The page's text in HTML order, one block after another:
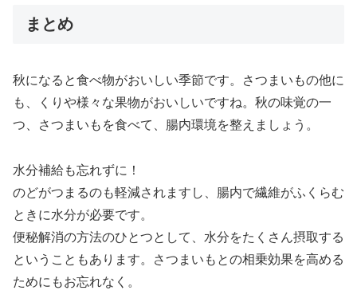
まとめ
秋になると食べ物がおいしい季節です。さつまいもの他に
も、くりや様々な果物がおいしいですね。秋の味覚の一
つ、さつまいもを食べて、腸内環境を整えましょう。
水分補給も忘れずに！
のどがつまるのも軽減されますし、腸内で繊維がふくらむ
ときに水分が必要です。
便秘解消の方法のひとつとして、水分をたくさん摂取する
ということもあります。さつまいもとの相乗効果を高める
ためにもお忘れなく。